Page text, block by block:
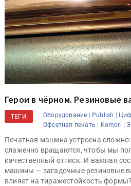
Герои в чёрном. Резиновые
ТЕГИ Оборудование | Publish |
Офсетная печать | Komori |
Печатная машина устроена
слаженно вращаются, чтобы мы
качественный оттиск. И важная
машины — загадочные резиновые
влияет на тиражестойкость